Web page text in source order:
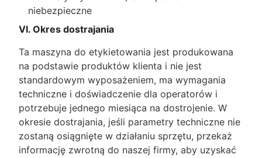
niebezpieczne
VI. Okres dostrajania
Ta maszyna do etykietowania jest produkowana
na podstawie produktów klienta i nie jest
standardowym wyposażeniem, ma wymagania
techniczne i doświadczenie dla operatorów i
potrzebuje jednego miesiąca na dostrojenie. W
okresie dostrajania, jeśli parametry techniczne nie
zostaną osiągnięte w działaniu sprzętu, przekaż
informację zwrotną do naszej firmy, aby uzyskać